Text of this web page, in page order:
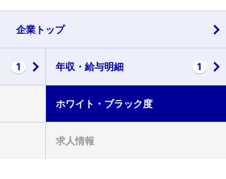
企業 トップ
1 年収・ 給与明細 1
ホワイト・ ブラック度
求人情報